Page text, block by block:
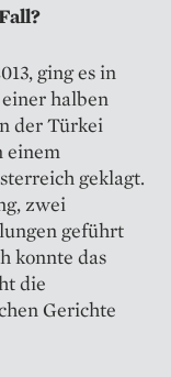
ging es in
halben
der Türkei
einem
geklagt.
zwei
geführt
konnte das
die
Gerichte